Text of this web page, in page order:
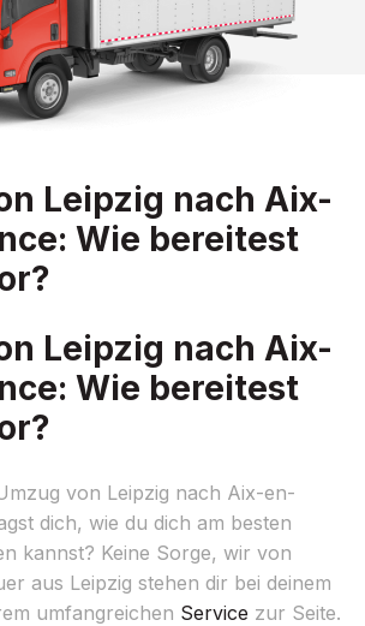
Leipzig nach Aix-
Wie bereitest
Leipzig nach Aix-
Wie bereitest
von Leipzig nach Aix-en-
dich, wie du dich am besten
kannst? Keine Sorge, wir von
aus Leipzig stehen dir bei deinem
umfangreichen Service zur Seite.